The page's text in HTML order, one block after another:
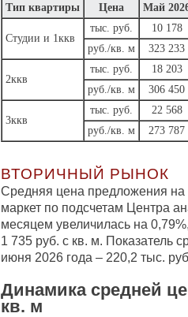
Тип квартиры Цена Май
Студии и 1ккв
тыс. руб.
10 178
руб./кв. м
323 233
2ккв
тыс. руб.
18 203
руб./кв. м
306 450
3ккв
тыс. руб.
22 568
руб./кв. м
273 787
ВТОРИЧНЫЙ РЫНОК
Средняя цена предложения на
маркет по подсчетам Центра
месяцем увеличилась на
1 735 руб. с кв. м. Показатель
июня 2026 года – 220,2 тыс.
Динамика средней
кв. м